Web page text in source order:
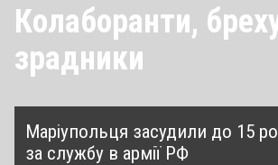
Колаборанти,
зрадники
Маріупольця засудили до 15
за службу в армії РФ